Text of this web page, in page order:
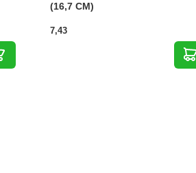
(16,7 CM)
7,43